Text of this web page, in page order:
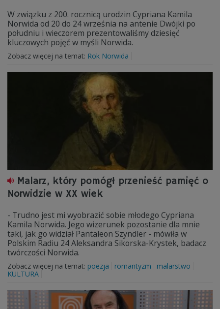
W związku z 200. rocznicą urodzin Cypriana Kamila
Norwida od 20 do 24 września na antenie Dwójki po
południu i wieczorem prezentowaliśmy dziesięć
kluczowych pojęć w myśli Norwida.
Zobacz więcej na temat: Rok Norwida
Malarz, który pomógł przenieść pamięć o
Norwidzie w XX wiek
- Trudno jest mi wyobrazić sobie młodego Cypriana
Kamila Norwida. Jego wizerunek pozostanie dla mnie
taki, jak go widział Pantaleon Szyndler - mówiła w
Polskim Radiu 24 Aleksandra Sikorska-Krystek, badacz
twórczości Norwida.
Zobacz więcej na temat: poezja romantyzm
malarstwo
KULTURA